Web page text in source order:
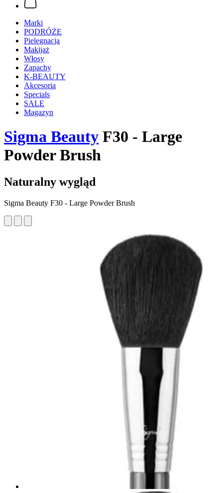
Marki
PODRÓŻE
Pielęgnacja
Makijaż
Włosy
Zapachy
K-BEAUTY
Akcesoria
Specials
SALE
Magazyn
Sigma Beauty F30 - Large
Powder Brush
Naturalny wygląd
Sigma Beauty F30 - Large Powder Brush